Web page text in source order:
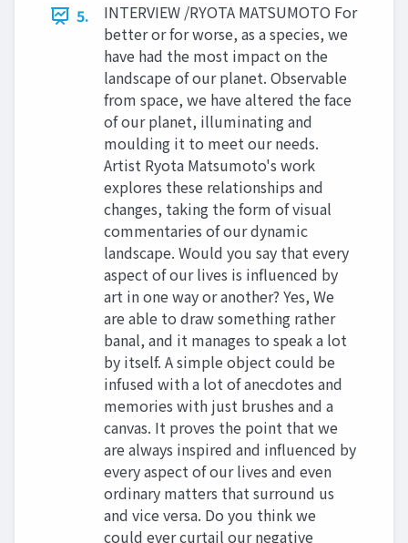
5.
INTERVIEW /RYOTA MATSUMOTO For
better or for worse, as a species, we
have had the most impact on the
landscape of our planet. Observable
from space, we have altered the face
of our planet, illuminating and
moulding it to meet our needs.
Artist Ryota Matsumoto's work
explores these relationships and
changes, taking the form of visual
commentaries of our dynamic
landscape. Would you say that every
aspect of our lives is influenced by
art in one way or another? Yes, We
are able to draw something rather
banal, and it manages to speak a lot
by itself. A simple object could be
infused with a lot of anecdotes and
memories with just brushes and a
canvas. It proves the point that we
are always inspired and influenced by
every aspect of our lives and even
ordinary matters that surround us
and vice versa. Do you think we
could ever curtail our negative